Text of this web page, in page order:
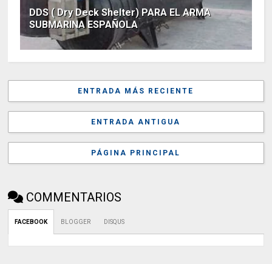
DDS ( Dry Deck Shelter) PARA EL ARMA
SUBMARINA ESPAÑOLA
ENTRADA MÁS RECIENTE
ENTRADA ANTIGUA
PÁGINA PRINCIPAL
COMMENTARIOS
FACEBOOK BLOGGER DISQUS